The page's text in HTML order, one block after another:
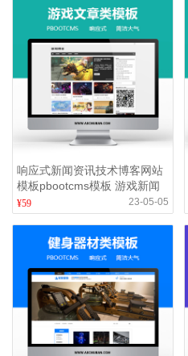
响应式新闻资讯技术博客网站
模板pbootcms模板 游戏新闻
网站源码下载(自适应手机版)
¥59 23-05-05